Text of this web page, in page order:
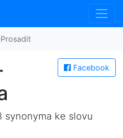
Prosadit
Facebook
synonyma ke slovu